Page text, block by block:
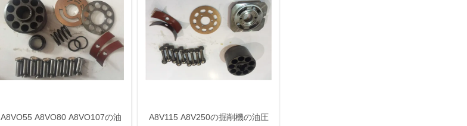
A8VO55 A8VO80 A8VO107の油
A8V115 A8V250の掘削機の油圧